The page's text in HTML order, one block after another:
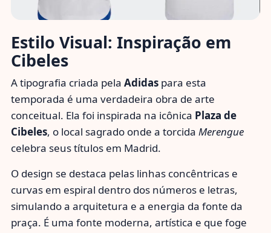
Estilo Visual: Inspiração em
Cibeles
A tipografia criada pela Adidas para esta
temporada é uma verdadeira obra de arte
conceitual. Ela foi inspirada na icônica Plaza de
Cibeles, o local sagrado onde a torcida Merengue
celebra seus títulos em Madrid.
O design se destaca pelas linhas concêntricas e
curvas em espiral dentro dos números e letras,
simulando a arquitetura e a energia da fonte da
praça. É uma fonte moderna, artística e que foge